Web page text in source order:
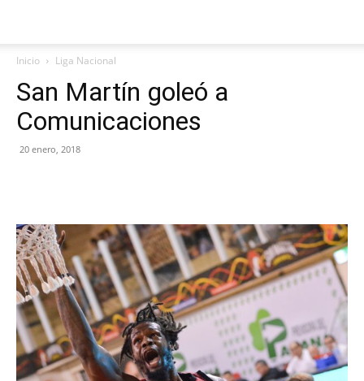
Inicio Liga Nacional
San Martín goleó a
Comunicaciones
20 enero, 2018